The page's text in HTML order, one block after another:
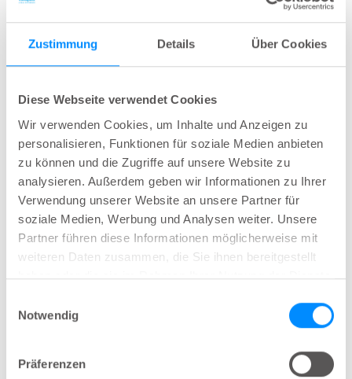
Zustimmung Details Über Cookies
Diese Webseite verwendet Cookies
Wir verwenden Cookies, um Inhalte und Anzeigen zu
personalisieren, Funktionen für soziale Medien anbieten
zu können und die Zugriffe auf unsere Website zu
analysieren. Außerdem geben wir Informationen zu Ihrer
Verwendung unserer Website an unsere Partner für
soziale Medien, Werbung und Analysen weiter. Unsere
Partner führen diese Informationen möglicherweise mit
weiteren Daten zusammen, die Sie ihnen bereitgestellt
haben oder die sie im Rahmen Ihrer Nutzung der Dienste
Notwendig
Präferenzen
verwendet werden, um Strikturen zu behandeln.
Die Farben der Größen entsprechen denen der
Konnektoren (siehe unten).